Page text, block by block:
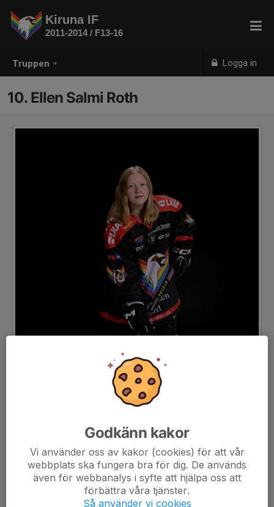
Truppen Logga in
Kiruna IF
2011-2014 / F13-16
10. Ellen Salmi Roth
Godkänn kakor
Vi använder oss av kakor (cookies) för att vår
webbplats ska fungera bra för dig. De används
även för webbanalys i syfte att hjälpa oss att
förbättra våra tjänster.
Så använder vi cookies